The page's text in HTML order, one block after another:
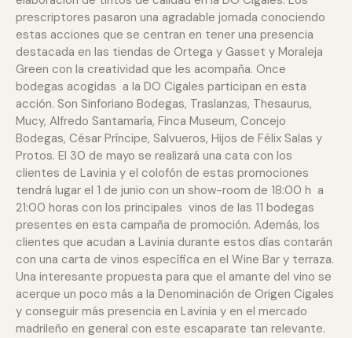
prescriptores pasaron una agradable jornada conociendo
estas acciones que se centran en tener una presencia
destacada en las tiendas de Ortega y Gasset y Moraleja
Green con la creatividad que les acompaña. Once
bodegas acogidas a la DO Cigales participan en esta
acción. Son Sinforiano Bodegas, Traslanzas, Thesaurus,
Mucy, Alfredo Santamaría, Finca Museum, Concejo
Bodegas, César Príncipe, Salvueros, Hijos de Félix Salas y
Protos. El 30 de mayo se realizará una cata con los
clientes de Lavinia y el colofón de estas promociones
tendrá lugar el 1 de junio con un show-room de 18:00 h a
21:00 horas con los principales vinos de las 11 bodegas
presentes en esta campaña de promoción. Además, los
clientes que acudan a Lavinia durante estos días contarán
con una carta de vinos específica en el Wine Bar y terraza.
Una interesante propuesta para que el amante del vino se
acerque un poco más a la Denominación de Origen Cigales
y conseguir más presencia en Lavinia y en el mercado
madrileño en general con este escaparate tan relevante.